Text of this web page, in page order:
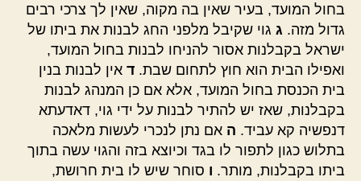
בחול המועד, בעיר שאין בה מקוה, שאין לך צרכי רבים
גדול מזה. ג גוי שקיבל מלפני החג לבנות את ביתו של
ישראל בקבלנות אסור להניחו לבנות בחול המועד,
ואפילו הבית הוא חוץ לתחום שבת. ד אין לבנות בנין
בית הכנסת בחול המועד, אלא אם כן המנהג לבנות
בקבלנות, שאז יש להתיר לבנות על ידי גוי, דאדעתא
דנפשיה קא עביד. ה אם נתן לנכרי לעשות מלאכה
בתלוש כגון לתפור לו בגד וכיוצא בזה והגוי עשה בתוך
ביתו בקבלנות, מותר. ו סוחר שיש לו בית חרושת,